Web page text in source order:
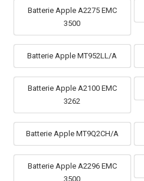
Batterie Apple A2275 EMC
3500
Batterie Apple MT952LL/A
Batterie Apple A2100 EMC
3262
Batterie Apple MT9Q2CH/A
Batterie Apple A2296 EMC
3500